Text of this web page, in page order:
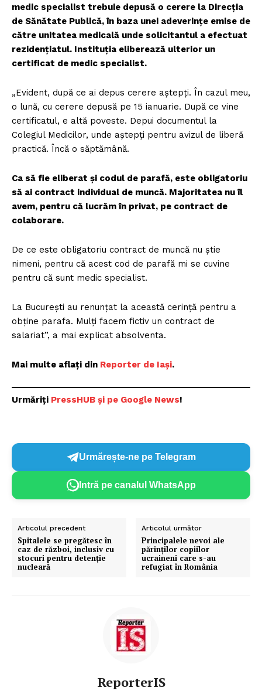
medic specialist trebuie depusă o cerere la Direcția
de Sănătate Publică, în baza unei adeverințe emise de
către unitatea medicală unde solicitantul a efectuat
rezidențiatul. Instituția eliberează ulterior un
certificat de medic specialist.
„Evident, după ce ai depus cerere aștepți. În cazul meu,
o lună, cu cerere depusă pe 15 ianuarie. După ce vine
certificatul, e altă poveste. Depui documentul la
Colegiul Medicilor, unde aștepți pentru avizul de liberă
practică. Încă o săptămână.
Ca să fie eliberat și codul de parafă, este obligatoriu
să ai contract individual de muncă. Majoritatea nu îl
avem, pentru că lucrăm în privat, pe contract de
colaborare.
De ce este obligatoriu contract de muncă nu știe
nimeni, pentru că acest cod de parafă mi se cuvine
pentru că sunt medic specialist.
La București au renunțat la această cerință pentru a
obține parafa. Mulți facem fictiv un contract de
salariat”, a mai explicat absolventa.
Mai multe aflați din Reporter de Iași.
Urmăriți PressHUB și pe Google News!
Urmărește-ne pe Telegram
Intră pe canalul WhatsApp
Articolul precedent
Spitalele se pregătesc în
caz de război, inclusiv cu
stocuri pentru detenție
nucleară
Articolul următor
Principalele nevoi ale
părinților copiilor
ucraineni care s-au
refugiat în România
ReporterIS